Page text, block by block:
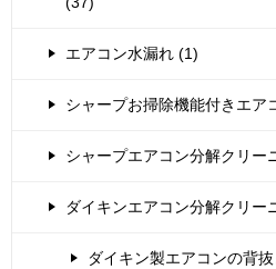
エアコン水漏れ (1)
シャープお掃除機能付きエア
シャープエアコン分解クリー
ダイキンエアコン分解クリー
ダイキン製エアコンの背